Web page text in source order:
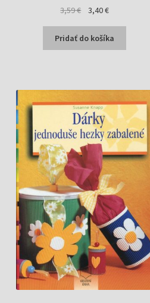
3,59€
Pôvodná
bola:
3,59 €.
3,40€Aktuálna
je:
3,40 €.
Pridať do košíka